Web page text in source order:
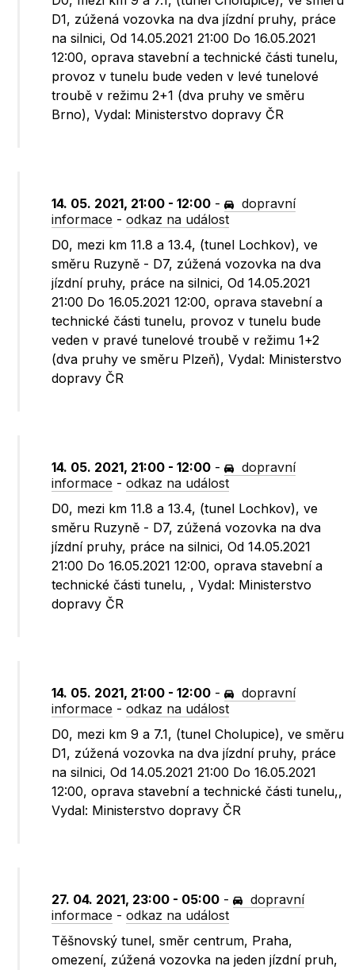
D1, zúžená vozovka na dva jízdní pruhy, práce
na silnici, Od 14.05.2021 21:00 Do 16.05.2021
12:00, oprava stavební a technické části tunelu,
provoz v tunelu bude veden v levé tunelové
troubě v režimu 2+1 (dva pruhy ve směru
Brno), Vydal: Ministerstvo dopravy ČR
14. 05. 2021, 21:00 - 12:00 -
dopravní
informace -odkaz na událost
D0, mezi km 11.8 a 13.4, (tunel Lochkov), ve
směru Ruzyně - D7, zúžená vozovka na dva
jízdní pruhy, práce na silnici, Od 14.05.2021
21:00 Do 16.05.2021 12:00, oprava stavební a
technické části tunelu, provoz v tunelu bude
veden v pravé tunelové troubě v režimu 1+2
(dva pruhy ve směru Plzeň), Vydal: Ministerstvo
dopravy ČR
14. 05. 2021, 21:00 - 12:00 -
dopravní
informace -odkaz na událost
D0, mezi km 11.8 a 13.4, (tunel Lochkov), ve
směru Ruzyně - D7, zúžená vozovka na dva
jízdní pruhy, práce na silnici, Od 14.05.2021
21:00 Do 16.05.2021 12:00, oprava stavební a
technické části tunelu, , Vydal: Ministerstvo
dopravy ČR
14. 05. 2021, 21:00 - 12:00 -
dopravní
informace -odkaz na událost
D0, mezi km 9 a 7.1, (tunel Cholupice), ve směru
D1, zúžená vozovka na dva jízdní pruhy, práce
na silnici, Od 14.05.2021 21:00 Do 16.05.2021
12:00, oprava stavební a technické části tunelu,,
Vydal: Ministerstvo dopravy ČR
27. 04. 2021, 23:00 - 05:00 -
dopravní
informace -odkaz na událost
Těšnovský tunel, směr centrum, Praha,
omezení, zúžená vozovka na jeden jízdní pruh,